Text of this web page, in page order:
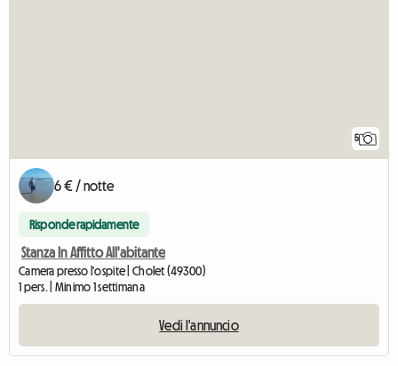
5
6 € / notte
Risponde rapidamente
Stanza In Affitto All'abitante
Camera presso l'ospite | Cholet (49300)
1 pers. | Minimo 1 settimana
Vedi l'annuncio